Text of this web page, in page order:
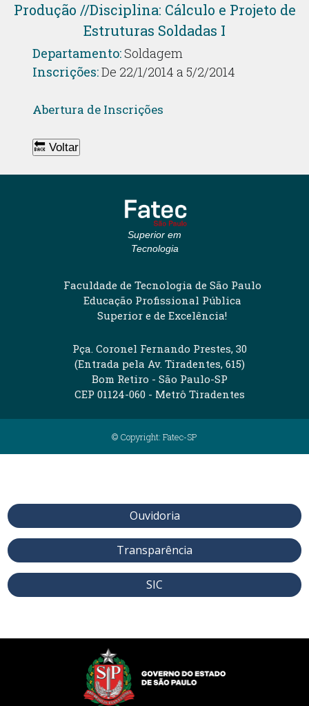
Produção //Disciplina: Cálculo e Projeto de
Estruturas Soldadas I
Departamento:Soldagem
Inscrições:De 22/1/2014 a 5/2/2014
Abertura de Inscrições
🔙 Voltar
Superior em
Tecnologia
Faculdade de Tecnologia de São Paulo
Educação Profissional Pública
Superior e de Excelência!
Pça. Coronel Fernando Prestes, 30
(Entrada pela Av. Tiradentes, 615)
Bom Retiro - São Paulo-SP
CEP 01124-060 - Metrô Tiradentes
© Copyright: Fatec-SP
Ouvidoria
Transparência
SIC